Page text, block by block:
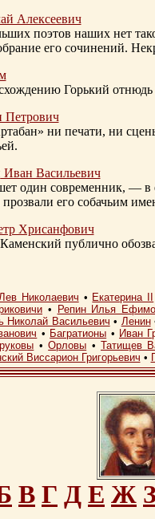
Алексеевич
поэтов наших нет
его сочинений.
Горький отнюдь
Петрович
ни печати, ни
Иван Васильевич
один современник, — в
его собачьим
Хрисанфович
публично
Николаевич • Екатерина II
• Репин Илья
Николай Васильевич • Ленин
• Багратионы • Иван
•Орловы • Татищев
Виссарион Григорьевич •
В Г Д Е Ж З